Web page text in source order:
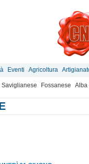
Eventi Agricoltura
Saviglianese Fossanese Alba